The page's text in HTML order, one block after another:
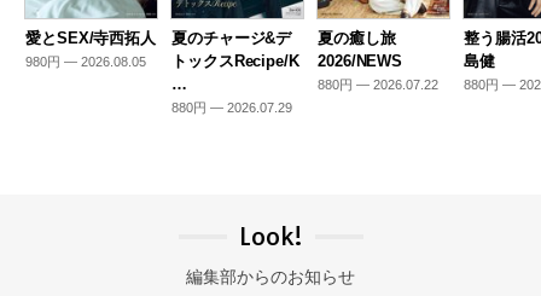
愛とSEX/寺西拓人
980円 — 2026.08.05
夏のチャージ&デ
トックスRecipe/K
…
880円 — 2026.07.29
夏の癒し旅
2026/NEWS
880円 — 2026.07.22
整う腸活
島健
880円 —
Look!
編集部からのお知らせ